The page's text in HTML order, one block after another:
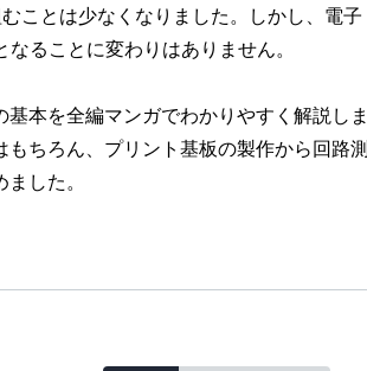
ことは少なくなりました。しかし、電子
ることに変わりはありません。
本を全編マンガでわかりやすく解説しま
ちろん、プリント基板の製作から回路測
した。